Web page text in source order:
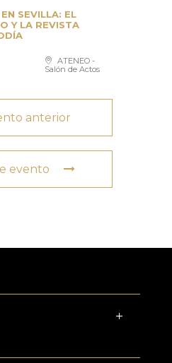
SEVILLA: EL
Y LA REVISTA
ATENEO -
Salón de Actos
anterior
evento